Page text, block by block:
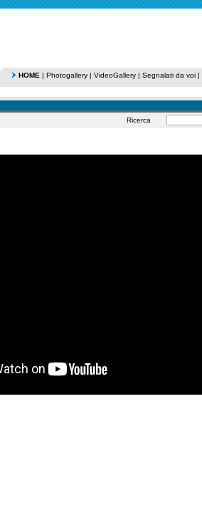
HOME | Photogallery | VideoGallery | Segnalati da voi |
Ricerca